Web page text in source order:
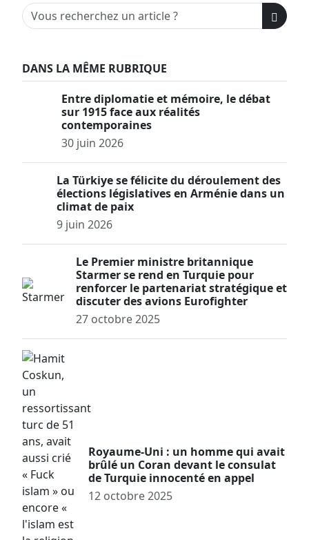
DANS LA MÊME RUBRIQUE
Entre diplomatie et mémoire, le débat
sur 1915 face aux réalités
contemporaines
30 juin 2026
La Türkiye se félicite du déroulement des
élections législatives en Arménie dans un
climat de paix
9 juin 2026
Le Premier ministre britannique
Starmer se rend en Turquie pour
renforcer le partenariat stratégique et
discuter des avions Eurofighter
27 octobre 2025
Royaume-Uni : un homme qui avait
brûlé un Coran devant le consulat
de Turquie innocenté en appel
12 octobre 2025